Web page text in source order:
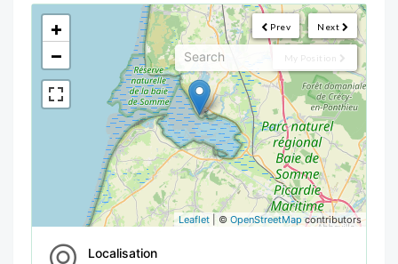
Next
Prev
My Position
<!---->
+
−
Leaflet | © OpenStreetMapcontributors
Localisation